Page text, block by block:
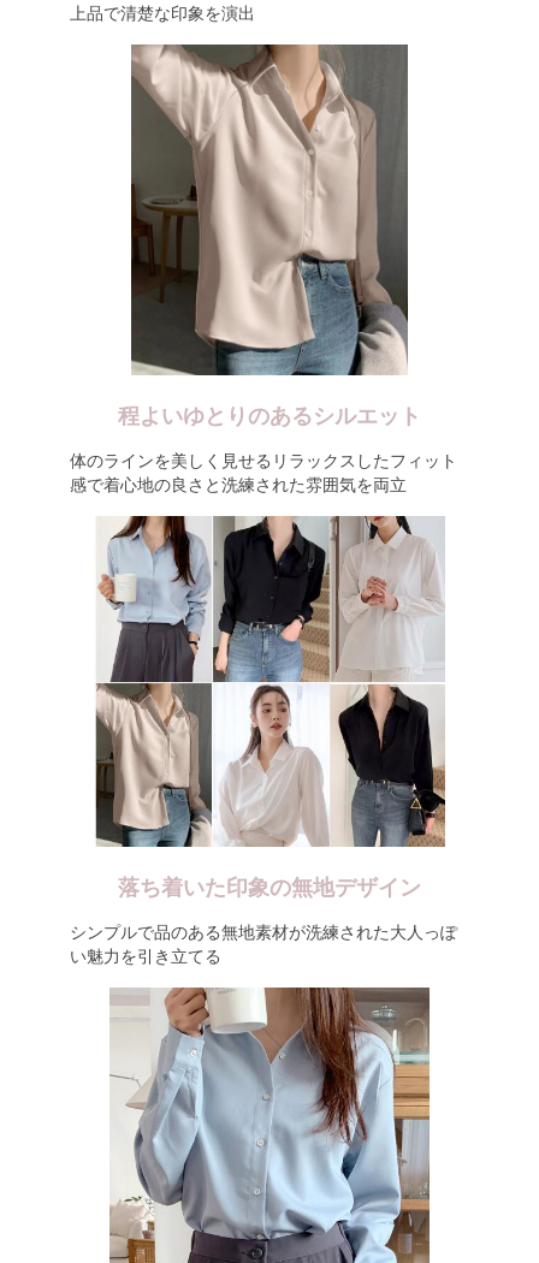
上品で清楚な印象を演出
程よいゆとりのあるシルエット
体のラインを美しく見せるリラックスしたフィット
感で着心地の良さと洗練された雰囲気を両立
落ち着いた印象の無地デザイン
シンプルで品のある無地素材が洗練された大人っぽ
い魅力を引き立てる